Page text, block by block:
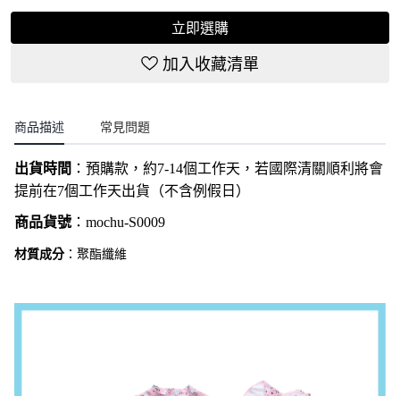
立即選購
加入收藏清單
商品描述 常見問題
出貨時間 ： 預購款，約7-14個工作天，若國際清關順利將會
提前在7個工作天出貨（不含例假日）
商品貨號： mochu-S0009
材質成分 ：聚酯纖維